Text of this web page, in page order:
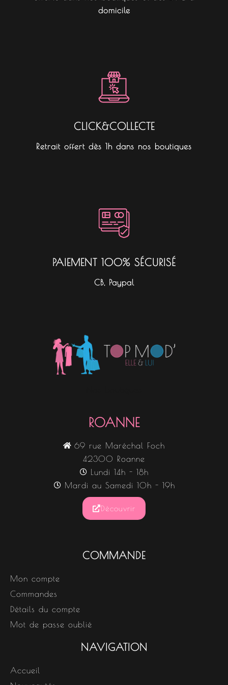
domicile
CLICK&COLLECTE
Retrait offert dès 1h dans nos boutiques
PAIEMENT 100% SÉCURISÉ
CB, Paypal
ROANNE
69 rue Maréchal Foch
42300 Roanne
Lundi 14h - 18h
Mardi au Samedi 10h - 19h
Découvrir
COMMANDE
Mon compte
Commandes
Détails du compte
Mot de passe oublié
NAVIGATION
Accueil